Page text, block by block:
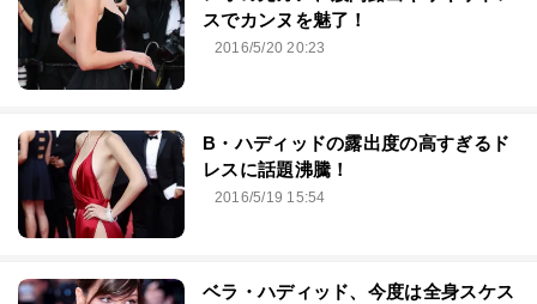
スでカンヌを魅了！
2016/5/20 20:23
B・ハディッドの露出度の高すぎるド
レスに話題沸騰！
2016/5/19 15:54
ベラ・ハディッド、今度は全身スケス